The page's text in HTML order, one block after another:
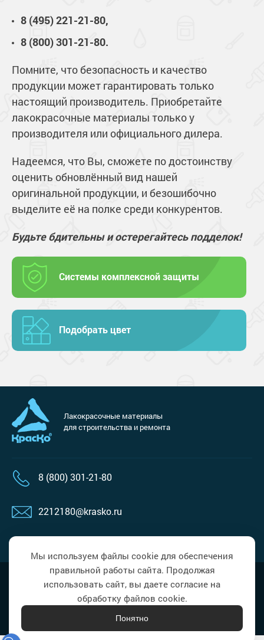
8 (495) 221-21-80,
8 (800) 301-21-80.
Помните, что безопасность и качество
продукции может гарантировать только
настоящий производитель. Приобретайте
лакокрасочные материалы только у
производителя или официального дилера.
Надеемся, что Вы, сможете по достоинству
оценить обновлённый вид нашей
оригинальной продукции, и безошибочно
выделите её на полке среди конкурентов.
Будьте бдительны и остерегайтесь подделок!
Системы комплексной защиты
Подобрать цвет
Лакокрасочные материалы
для строительства и ремонта
8 (800) 301-21-80
2212180@krasko.ru
Политика в области обработки
персональных данных
Мы используем файлы cookie для обеспечения
правильной работы сайта. Продолжая
использовать сайт, вы даете согласие на
обработку файлов cookie.
Понятно